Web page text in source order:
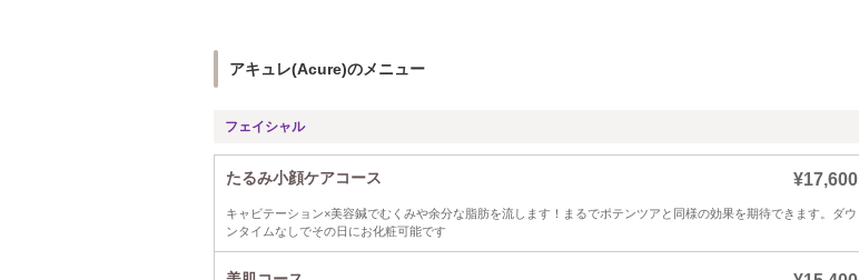
アキュレ(Acure)のメニュー
フェイシャル
たるみ小顔ケアコース ¥17,600
キャビテーション×美容鍼でむくみや余分な脂肪を流します！まるでポテンツアと同様の効果を期待できます。ダウ
ンタイムなしでその日にお化粧可能です